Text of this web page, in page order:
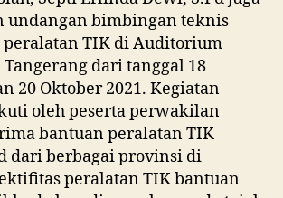
undangan bimbingan teknis
TIK di Auditorium
dari tanggal 18
20 Oktober 2021. Kegiatan
oleh peserta perwakilan
bantuan peralatan TIK
dari berbagai provinsi di
peralatan TIK bantuan